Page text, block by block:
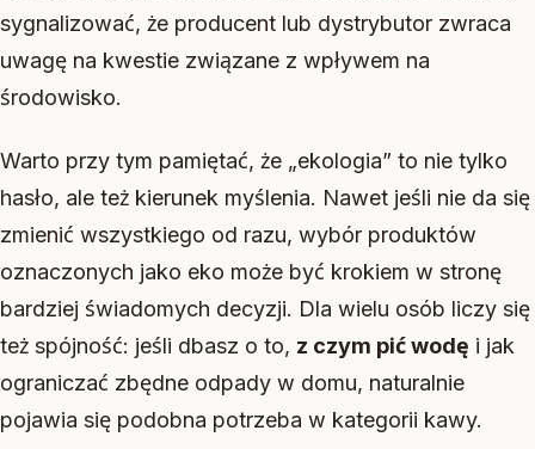
sygnalizować, że producent lub dystrybutor zwraca
uwagę na kwestie związane z wpływem na
środowisko.
Warto przy tym pamiętać, że „ekologia” to nie tylko
hasło, ale też kierunek myślenia. Nawet jeśli nie da się
zmienić wszystkiego od razu, wybór produktów
oznaczonych jako eko może być krokiem w stronę
bardziej świadomych decyzji. Dla wielu osób liczy się
też spójność: jeśli dbasz o to, z czym pić wodę i jak
ograniczać zbędne odpady w domu, naturalnie
pojawia się podobna potrzeba w kategorii kawy.